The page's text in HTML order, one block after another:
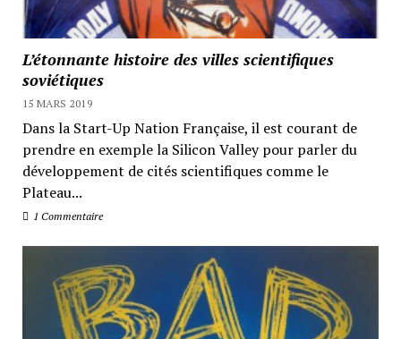
L’étonnante histoire des villes scientifiques
soviétiques
15 MARS 2019
Dans la Start-Up Nation Française, il est courant de
prendre en exemple la Silicon Valley pour parler du
développement de cités scientifiques comme le
Plateau...
1 Commentaire